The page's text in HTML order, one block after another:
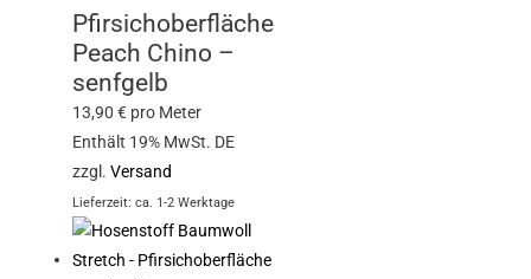
Pfirsichoberfläche
Peach Chino –
senfgelb
13,90€ pro Meter
Enthält 19% MwSt. DE
zzgl.Versand
Lieferzeit: ca. 1-2 Werktage